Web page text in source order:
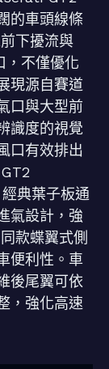
的車頭線條
下擾流與
，不僅優化
現源自賽道
口與大型前
識度的視覺
口有效排出
典葉子板通
氣設計，強
款蝶翼式側
便利性。車
後尾翼可依
，強化高速